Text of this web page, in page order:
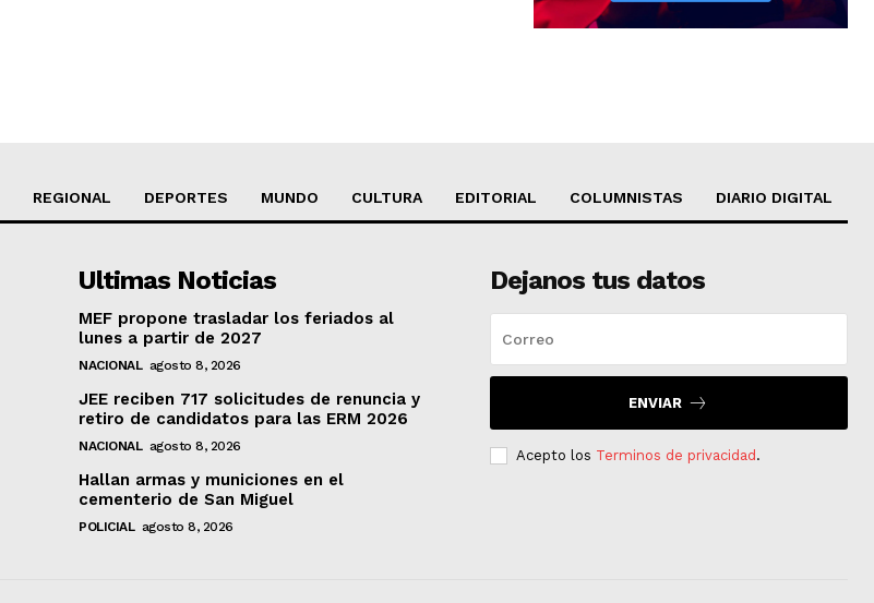
REGIONAL DEPORTES MUNDO CULTURA EDITORIAL COLUMNISTAS DIARIO DIGITAL
Ultimas Noticias
MEF propone trasladar los feriados al
lunes a partir de 2027
NACIONAL agosto 8, 2026
JEE reciben 717 solicitudes de renuncia y
retiro de candidatos para las ERM 2026
NACIONAL agosto 8, 2026
Hallan armas y municiones en el
cementerio de San Miguel
POLICIAL agosto 8, 2026
Dejanos tus datos
ENVIAR
Acepto los Terminos de privacidad .